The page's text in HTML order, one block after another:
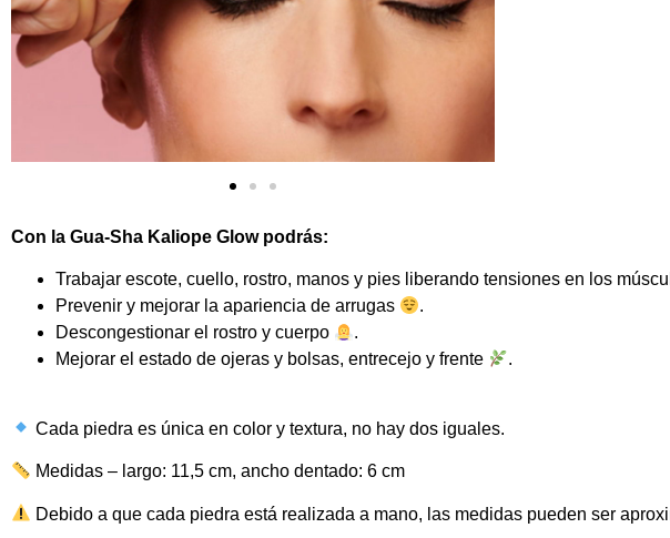
Con la Gua-Sha Kaliope Glow podrás:
Trabajar escote, cuello, rostro, manos y pies liberando tensiones en los
Prevenir y mejorar la apariencia de arrugas
.
Descongestionar el rostro y cuerpo
.
Mejorar el estado de ojeras y bolsas, entrecejo y frente
.
Cada piedra es única en color y textura, no hay dos iguales.
Medidas – largo: 11,5 cm, ancho dentado: 6 cm
Debido a que cada piedra está realizada a mano, las medidas pueden ser